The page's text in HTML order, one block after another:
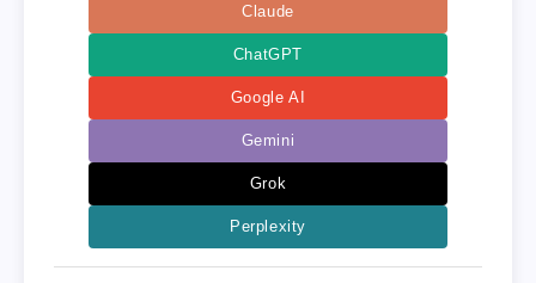
Claude
ChatGPT
Google AI
Gemini
Grok
Perplexity